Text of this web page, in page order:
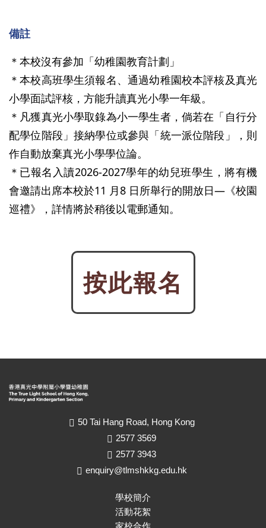
備註
＊本校沒有參加「幼稚園教育計劃」
＊本校高班學生須報名、通過幼稚園校本評核及真光
小學面試評核，方能升讀真光小學一年級。
＊凡獲真光小學取錄為小一學生者，倘若在「自行分
配學位階段」接納學位或參與「統一派位階段」，則
作自動放棄真光小學學位論。
＊已報名入讀2026-2027學年的幼兒班學生，將有機
會邀請出席本校於11 月8 日所舉行的開放日―《校園
巡禮》，詳情將於稍後以電郵通知。
按此報名
50 Tai Hang Road, Hong Kong
2577 3569
2577 3943
enquiry@tlmshkkg.edu.hk
學校簡介
活動花絮
家校合作